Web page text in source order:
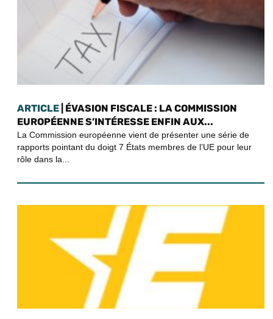
ARTICLE | ÉVASION FISCALE : LA COMMISSION
EUROPÉENNE S’INTÉRESSE ENFIN AUX...
La Commission européenne vient de présenter une série de
rapports pointant du doigt 7 États membres de l’UE pour leur
rôle dans la...